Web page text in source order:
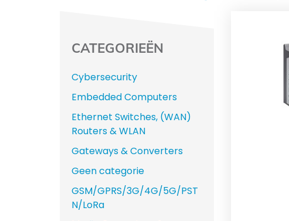
CATEGORIEËN
Cybersecurity
Embedded Computers
Ethernet Switches, (WAN)
Routers & WLAN
Gateways & Converters
Geen categorie
GSM/GPRS/3G/4G/5G/PST
N/LoRa